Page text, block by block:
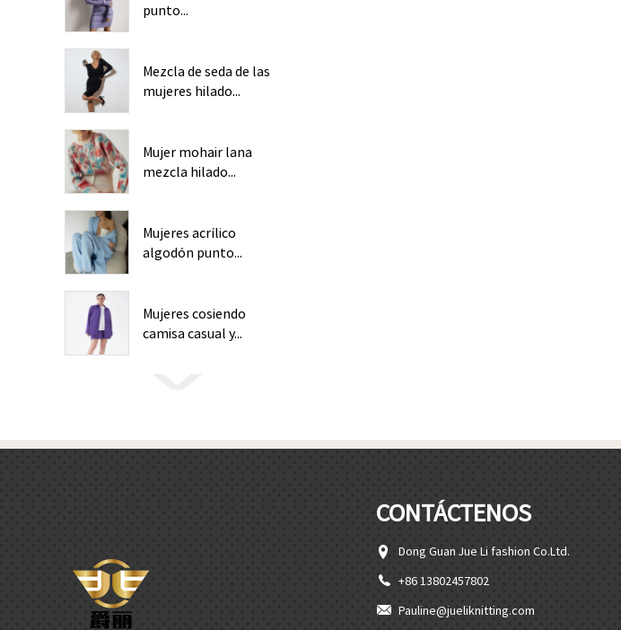
punto...
Mezcla de seda de las
mujeres hilado...
Mujer mohair lana
mezcla hilado...
Mujeres acrílico
algodón punto...
Mujeres cosiendo
camisa casual y...
CONTÁCTENOS
Dong Guan Jue Li fashion Co.Ltd.
+86 13802457802
Pauline@jueliknitting.com